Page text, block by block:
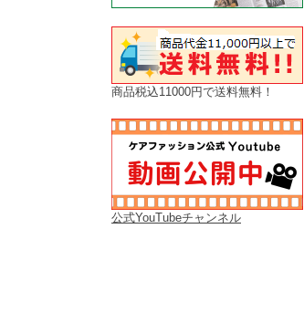
商品税込11000円で送料無料！
公式YouTubeチャンネル